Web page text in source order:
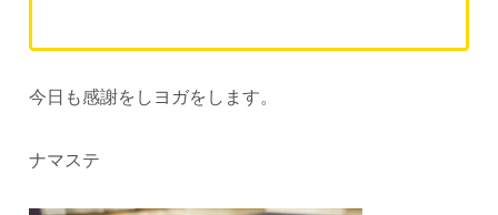
今日も感謝をしヨガをします。
ナマステ